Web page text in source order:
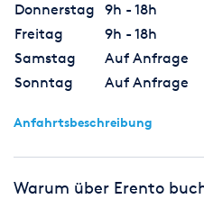
Donnerstag
9h - 18h
Freitag
9h - 18h
Samstag
Auf Anfrage
Sonntag
Auf Anfrage
Anfahrtsbeschreibung
Warum über Erento